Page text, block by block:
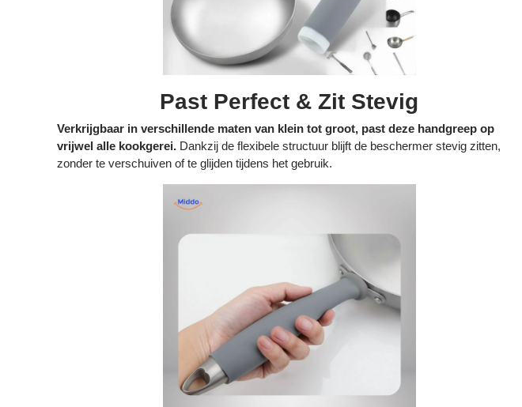
Past Perfect & Zit Stevig
Verkrijgbaar in verschillende maten van klein tot groot, past deze handgreep op
vrijwel alle kookgerei. Dankzij de flexibele structuur blijft de beschermer stevig zitten,
zonder te verschuiven of te glijden tijdens het gebruik.